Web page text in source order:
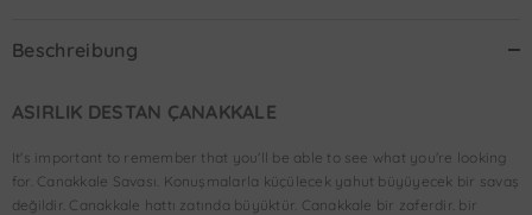
Beschreibung
ASIRLIK DESTAN ÇANAKKALE
It's important to remember that you'll be able to see what you're looking
for. Canakkale Savası. Konuşmalarla küçülecek yahut büyüyecek bir savaş
değildir. Canakkale hattı zatında büyüktür. Canakkale bir zaferdir. bir